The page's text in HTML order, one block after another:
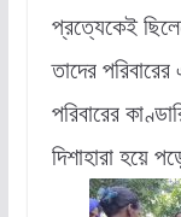
প্রত্যেকেই
তাদের
পরিবারের
দিশাহারা হয়ে